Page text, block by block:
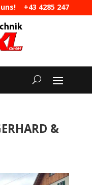
uns! +43 4285 247
zankl.at
&